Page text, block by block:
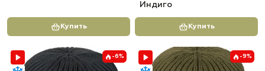
Купить
Индиго
Купить
-6% -9%